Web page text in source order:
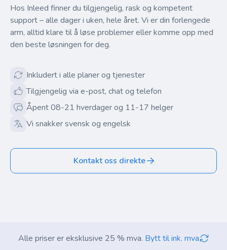
Hos Inleed finner du tilgjengelig, rask og kompetent
support – alle dager i uken, hele året. Vi er din forlengede
arm, alltid klare til å løse problemer eller komme opp med
den beste løsningen for deg.
Inkludert i alle planer og tjenester
Tilgjengelig via e-post, chat og telefon
Åpent 08-21 hverdager og 11-17 helger
Vi snakker svensk og engelsk
Kontakt oss direkte
Alle priser er eksklusive 25 % mva. Bytt til ink. mva